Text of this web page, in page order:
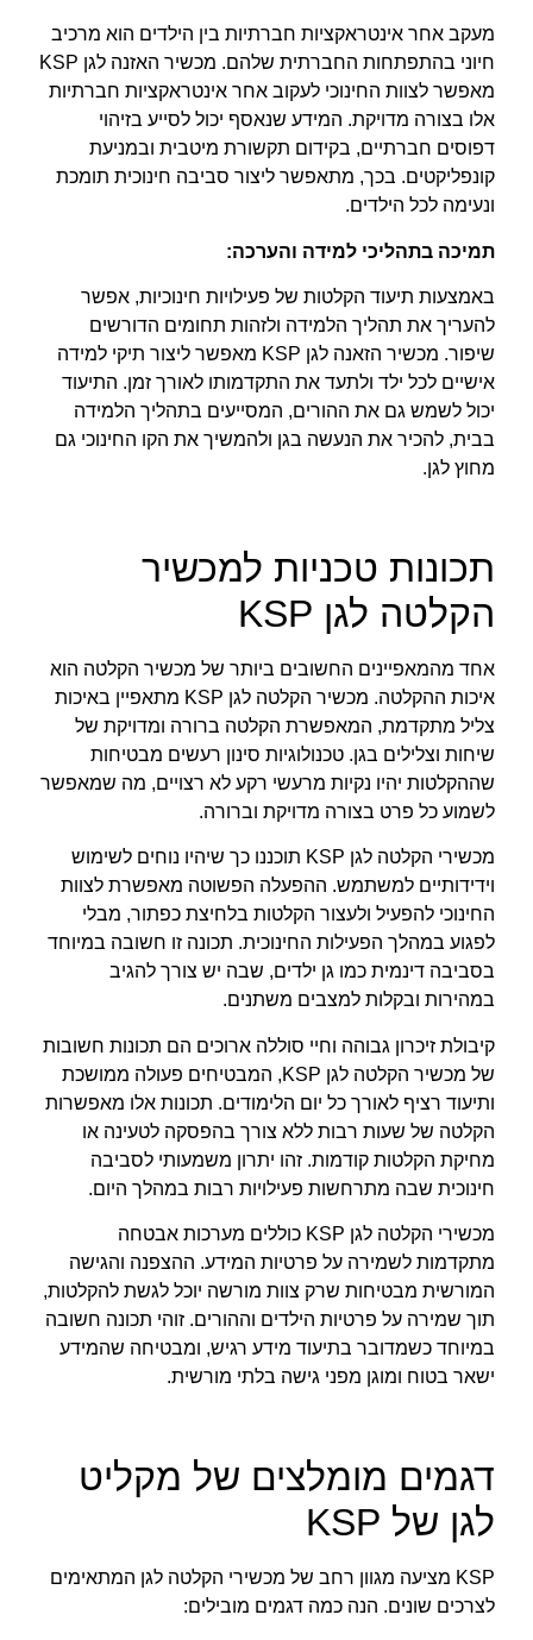
מעקב אחר אינטראקציות חברתיות בין הילדים הוא מרכיב
חיוני בהתפתחות החברתית שלהם. מכשיר האזנה לגן KSP
מאפשר לצוות החינוכי לעקוב אחר אינטראקציות חברתיות
אלו בצורה מדויקת. המידע שנאסף יכול לסייע בזיהוי
דפוסים חברתיים, בקידום תקשורת מיטבית ובמניעת
קונפליקטים. בכך, מתאפשר ליצור סביבה חינוכית תומכת
ונעימה לכל הילדים.
תמיכה בתהליכי למידה והערכה:
באמצעות תיעוד הקלטות של פעילויות חינוכיות, אפשר
להעריך את תהליך הלמידה ולזהות תחומים הדורשים
שיפור. מכשיר הזאנה לגן KSP מאפשר ליצור תיקי למידה
אישיים לכל ילד ולתעד את התקדמותו לאורך זמן. התיעוד
יכול לשמש גם את ההורים, המסייעים בתהליך הלמידה
בבית, להכיר את הנעשה בגן ולהמשיך את הקו החינוכי גם
מחוץ לגן.
תכונות טכניות למכשיר
הקלטה לגן KSP
אחד מהמאפיינים החשובים ביותר של מכשיר הקלטה הוא
איכות ההקלטה. מכשיר הקלטה לגן KSP מתאפיין באיכות
צליל מתקדמת, המאפשרת הקלטה ברורה ומדויקת של
שיחות וצלילים בגן. טכנולוגיות סינון רעשים מבטיחות
שההקלטות יהיו נקיות מרעשי רקע לא רצויים, מה שמאפשר
לשמוע כל פרט בצורה מדויקת וברורה.
מכשירי הקלטה לגן KSP תוכננו כך שיהיו נוחים לשימוש
וידידותיים למשתמש. ההפעלה הפשוטה מאפשרת לצוות
החינוכי להפעיל ולעצור הקלטות בלחיצת כפתור, מבלי
לפגוע במהלך הפעילות החינוכית. תכונה זו חשובה במיוחד
בסביבה דינמית כמו גן ילדים, שבה יש צורך להגיב
במהירות ובקלות למצבים משתנים.
קיבולת זיכרון גבוהה וחיי סוללה ארוכים הם תכונות חשובות
של מכשיר הקלטה לגן KSP, המבטיחים פעולה ממושכת
ותיעוד רציף לאורך כל יום הלימודים. תכונות אלו מאפשרות
הקלטה של שעות רבות ללא צורך בהפסקה לטעינה או
מחיקת הקלטות קודמות. זהו יתרון משמעותי לסביבה
חינוכית שבה מתרחשות פעילויות רבות במהלך היום.
מכשירי הקלטה לגן KSP כוללים מערכות אבטחה
מתקדמות לשמירה על פרטיות המידע. ההצפנה והגישה
המורשית מבטיחות שרק צוות מורשה יוכל לגשת להקלטות,
תוך שמירה על פרטיות הילדים וההורים. זוהי תכונה חשובה
במיוחד כשמדובר בתיעוד מידע רגיש, ומבטיחה שהמידע
ישאר בטוח ומוגן מפני גישה בלתי מורשית.
דגמים מומלצים של מקליט
לגן של KSP
KSP מציעה מגוון רחב של מכשירי הקלטה לגן המתאימים
לצרכים שונים. הנה כמה דגמים מובילים: